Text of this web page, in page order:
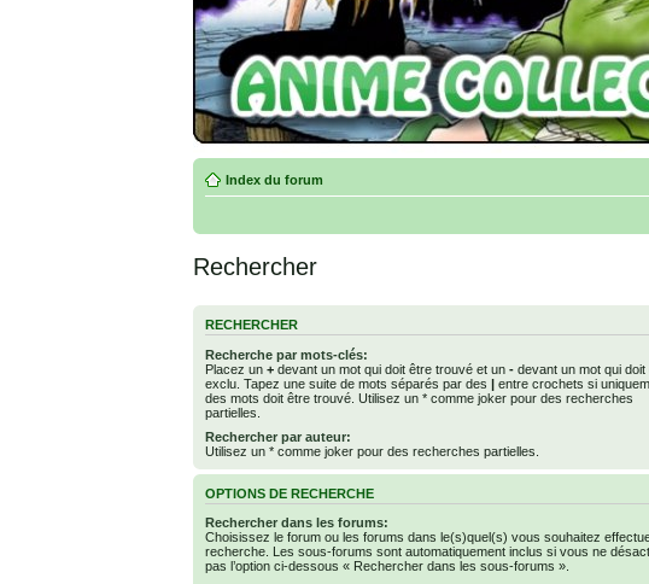
Index du forum
Rechercher
RECHERCHER
Recherche par mots-clés:
Placez un + devant un mot qui doit être trouvé et un - devant un mot qui doit
exclu. Tapez une suite de mots séparés par des | entre crochets si
des mots doit être trouvé. Utilisez un * comme joker pour des recherches
partielles.
Rechercher par auteur:
Utilisez un * comme joker pour des recherches partielles.
OPTIONS DE RECHERCHE
Rechercher dans les forums:
Choisissez le forum ou les forums dans le(s)quel(s) vous souhaitez
recherche. Les sous-forums sont automatiquement inclus si vous ne
pas l’option ci-dessous « Rechercher dans les sous-forums ».